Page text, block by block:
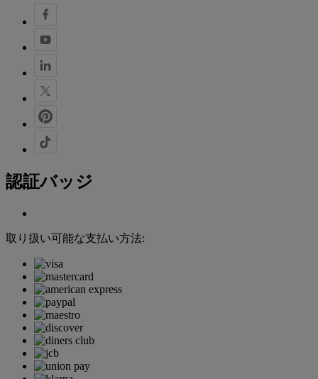
認証バッジ
取り扱い可能な支払い方法: